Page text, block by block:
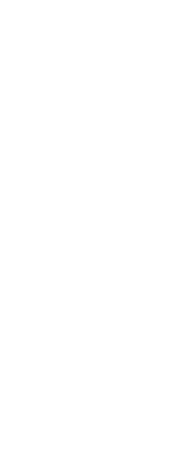
年代前半）
れます。 2001
98やWindows